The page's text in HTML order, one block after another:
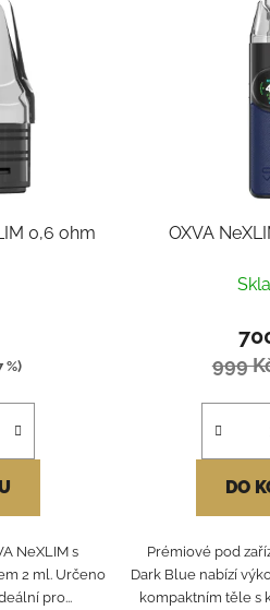
0,6 ohm
%)
NeXLIM s
2 ml. Určeno
pro...
OXVA
999
DO
Prémiové pod
Dark Blue nabízí
kompaktním těle s